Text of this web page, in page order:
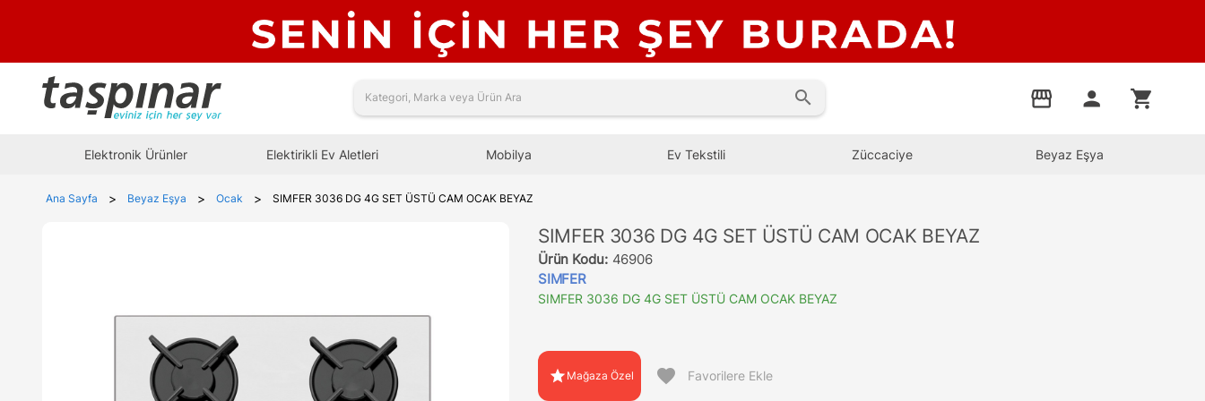
search storefront person shopping_cart
Elektronik Ürünler Elektirikli Ev Aletleri Mobilya Ev Tekstili Züccaciye Beyaz Eşya
Ana Sayfa > Beyaz Eşya > Ocak > SIMFER 3036 DG 4G SET ÜSTÜ CAM OCAK BEYAZ
SIMFER 3036 DG 4G SET ÜSTÜ CAM OCAK BEYAZ
Ürün Kodu: 46906
SIMFER
SIMFER 3036 DG 4G SET ÜSTÜ CAM OCAK BEYAZ
star Mağaza Özel favorite Favorilere Ekle